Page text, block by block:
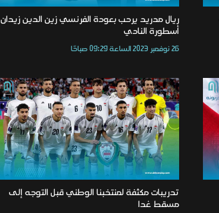
ريال مدريد يرحب بعودة الفرنسي زين الدين زيدان
أسطورة النادي
26 نوفمبر 2023 الساعة 09:29 صباحًا
تدريبات مكثفة لمنتخبنا الوطني قبل التوجه إلى
مسقط غدا